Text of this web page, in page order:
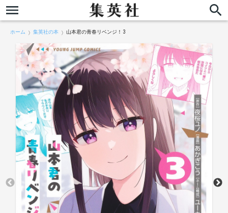
ホーム 集英社の本 山本君の青春リベンジ！ 3